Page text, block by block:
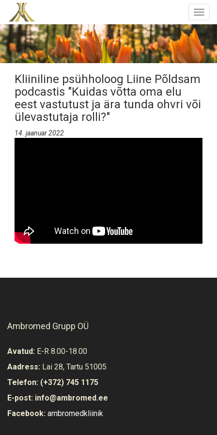
Kliiniline psühholoog Liine Põldsam
podcastis "Kuidas võtta oma elu
eest vastutust ja ära tunda ohvri või
ülevastutaja rolli?"
14. jaanuar 2022
Ambromed Grupp OÜ
Avatud: E-R 8.00-18.00
Aadress: Lai 28, Tartu 51005
Telefon: (+372) 745 1175
E-post: info@ambromed.ee
Facebook: ambromedkliinik